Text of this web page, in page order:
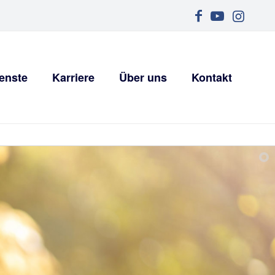
Karriere Über uns Kontakt